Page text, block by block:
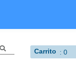
Carrito : 0